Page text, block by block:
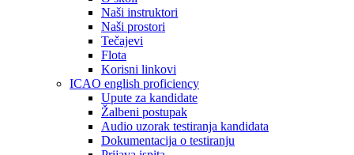
Naši instruktori
Naši prostori
Tečajevi
Flota
Korisni linkovi
ICAO english proficiency
Upute za kandidate
Žalbeni postupak
Audio uzorak testiranja kandidata
Dokumentacija o testiranju